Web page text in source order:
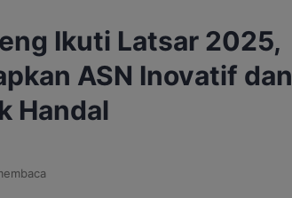
Ikuti Latsar 2025,
ASN Inovatif dan
Handal